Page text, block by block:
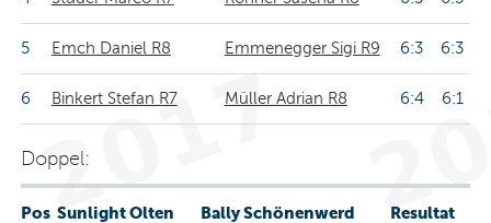
5 Emch Daniel R8 Emmenegger Sigi R9 6:3 6:3
6 Binkert Stefan R7 Müller Adrian R8 6:4 6:1
Doppel:
Pos Sunlight Olten Bally Schönenwerd Resultat